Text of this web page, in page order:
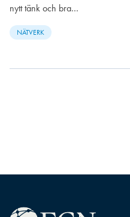
nytt tänk och bra…
NÄTVERK